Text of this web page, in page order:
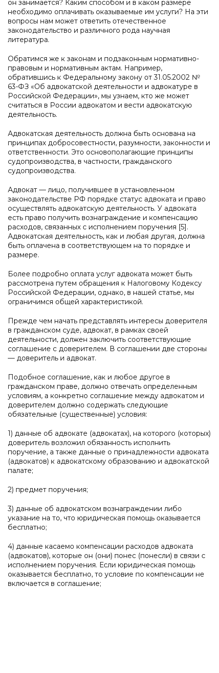
он занимается? Каким способом и в каком размере
необходимо оплачивать оказываемые им услуги? На эти
вопросы нам может ответить отечественное
законодательство и различного рода научная
литература.
Обратимся же к законам и подзаконным нормативно-
правовым и нормативным актам. Например,
обратившись к Федеральному закону от 31.05.2002 №
63-ФЗ «Об адвокатской деятельности и адвокатуре в
Российской Федерации», мы узнаем, кто же может
считаться в России адвокатом и вести адвокатскую
деятельность.
Адвокатская деятельность должна быть основана на
принципах добросовестности, разумности, законности и
ответственности. Это основополагающие принципы
судопроизводства, в частности, гражданского
судопроизводства.
Адвокат — лицо, получившее в установленном
законодательстве РФ порядке статус адвоката и право
осуществлять адвокатскую деятельность. У адвоката
есть право получить вознаграждение и компенсацию
расходов, связанных с исполнением поручения [5].
Адвокатская деятельность, как и любая другая, должна
быть оплачена в соответствующем на то порядке и
размере.
Более подробно оплата услуг адвоката может быть
рассмотрена путем обращения к Налоговому Кодексу
Российской Федерации, однако, в нашей статье, мы
ограничимся общей характеристикой.
Прежде чем начать представлять интересы доверителя
в гражданском суде, адвокат, в рамках своей
деятельности, должен заключить соответствующие
соглашение с доверителем. В соглашении две стороны
— доверитель и адвокат.
Подобное соглашение, как и любое другое в
гражданском праве, должно отвечать определенным
условиям, а конкретно соглашение между адвокатом и
доверителем должно содержать следующие
обязательные (существенные) условия:
1) данные об адвокате (адвокатах), на которого (которых)
доверитель возложил обязанность исполнить
поручение, а также данные о принадлежности адвоката
(адвокатов) к адвокатскому образованию и адвокатской
палате;
2) предмет поручения;
3) данные об адвокатском вознаграждении либо
указание на то, что юридическая помощь оказывается
бесплатно;
4) данные касаемо компенсации расходов адвоката
(адвокатов), которые он (они) понес (понесли) в связи с
исполнением поручения. Если юридическая помощь
оказывается бесплатно, то условие по компенсации не
включается в соглашение;